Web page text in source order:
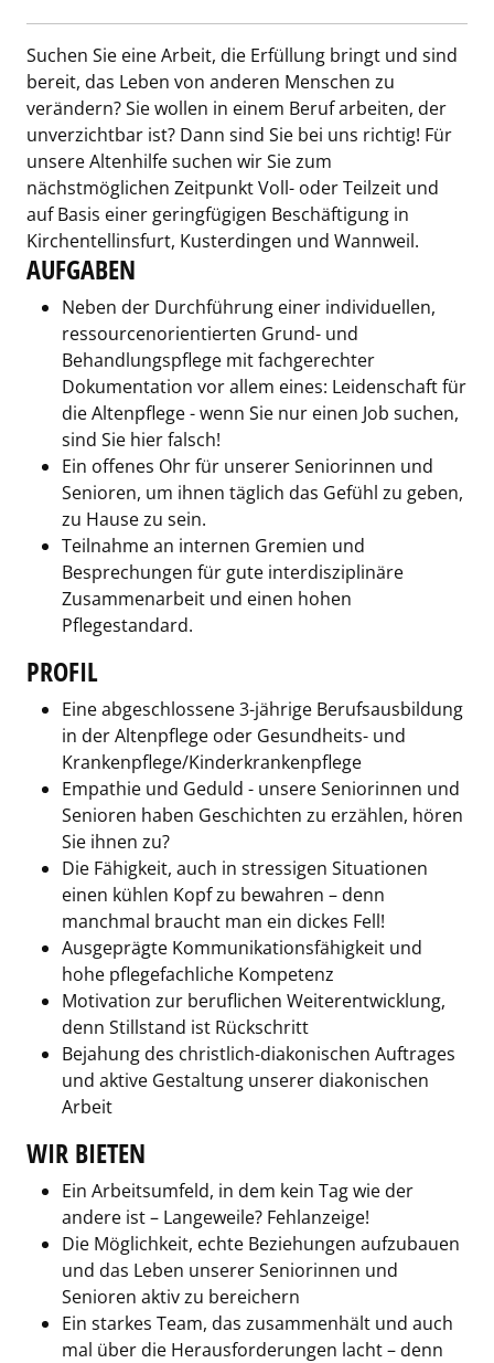
Suchen Sie eine Arbeit, die Erfüllung bringt und sind
bereit, das Leben von anderen Menschen zu
verändern? Sie wollen in einem Beruf arbeiten, der
unverzichtbar ist? Dann sind Sie bei uns richtig! Für
unsere Altenhilfe suchen wir Sie zum
nächstmöglichen Zeitpunkt Voll- oder Teilzeit und
auf Basis einer geringfügigen Beschäftigung in
Kirchentellinsfurt, Kusterdingen und Wannweil.
AUFGABEN
Neben der Durchführung einer individuellen,
ressourcenorientierten Grund- und
Behandlungspflege mit fachgerechter
Dokumentation vor allem eines: Leidenschaft für
die Altenpflege - wenn Sie nur einen Job suchen,
sind Sie hier falsch!
Ein offenes Ohr für unserer Seniorinnen und
Senioren, um ihnen täglich das Gefühl zu geben,
zu Hause zu sein.
Teilnahme an internen Gremien und
Besprechungen für gute interdisziplinäre
Zusammenarbeit und einen hohen
Pflegestandard.
PROFIL
Eine abgeschlossene 3-jährige Berufsausbildung
in der Altenpflege oder Gesundheits- und
Krankenpflege/Kinderkrankenpflege
Empathie und Geduld - unsere Seniorinnen und
Senioren haben Geschichten zu erzählen, hören
Sie ihnen zu?
Die Fähigkeit, auch in stressigen Situationen
einen kühlen Kopf zu bewahren – denn
manchmal braucht man ein dickes Fell!
Ausgeprägte Kommunikationsfähigkeit und
hohe pflegefachliche Kompetenz
Motivation zur beruflichen Weiterentwicklung,
denn Stillstand ist Rückschritt
Bejahung des christlich-diakonischen Auftrages
und aktive Gestaltung unserer diakonischen
Arbeit
WIR BIETEN
Ein Arbeitsumfeld, in dem kein Tag wie der
andere ist – Langeweile? Fehlanzeige!
Die Möglichkeit, echte Beziehungen aufzubauen
und das Leben unserer Seniorinnen und
Senioren aktiv zu bereichern
Ein starkes Team, das zusammenhält und auch
mal über die Herausforderungen lacht – denn